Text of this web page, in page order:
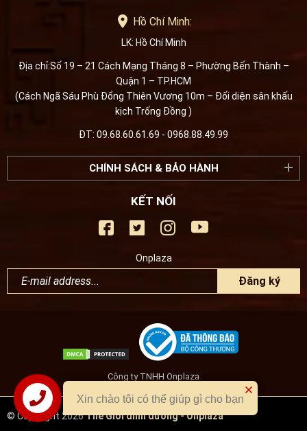
Hồ Chí Minh:
LK: Hồ Chí Minh
Địa chỉ:Số 19 – 21 Cách Mạng Tháng 8 – Phường Bến Thành –
Quận 1 – TP.HCM
(Cách Ngã Sáu Phù Đổng Thiên Vương 10m – Đối diện sân khấu
kịch Trống Đồng )
ĐT: 09.68.60.61.69 - 0968.88.49.99
CHÍNH SÁCH & BẢO HÀNH
KẾT NỐI
Onplaza
Đăng ký
Công ty TNHH Onplaza
© Copyright 2026Thế Giới dinh dưỡng - Onplaza
Liên hệ
Xin chào tôi có thể giúp gì cho bạn